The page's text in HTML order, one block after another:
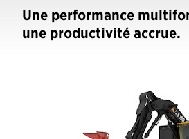
Une performance
une productivité accrue.